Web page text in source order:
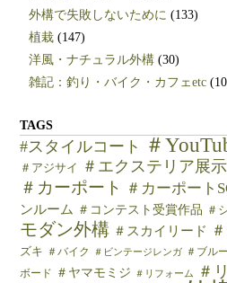
外構で失敗しないために (133)
植栽 (147)
洋風・ナチュラル外構 (30)
雑記：釣り・バイク・カフェetc
TAGS
#スタイルコート ＃
＃アジサイ ＃エクステリア展
＃カーポート ＃カーポート
ンルーム ＃コンテスト受賞作品 ＃
モダン外構 ＃スカイリード
ズキ ＃バイク ＃ビンテージレンガ ＃ブル
ボード ＃ヤマモミジ ＃リフォーム ＃